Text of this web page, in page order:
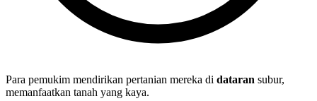
Para pemukim mendirikan pertanian mereka di dataran subur,
memanfaatkan tanah yang kaya.